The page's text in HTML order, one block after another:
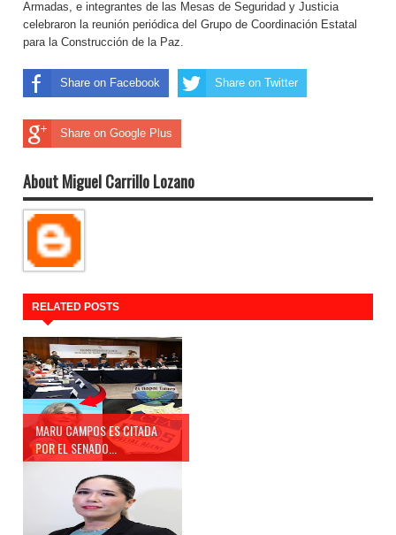
Armadas, e integrantes de las Mesas de Seguridad y Justicia
celebraron la reunión periódica del Grupo de Coordinación Estatal
para la Construcción de la Paz.
Share on Facebook Share on Twitter
Share on Google Plus
About Miguel Carrillo Lozano
RELATED POSTS
MARU CAMPOS ES CITADA
POR EL SENADO...